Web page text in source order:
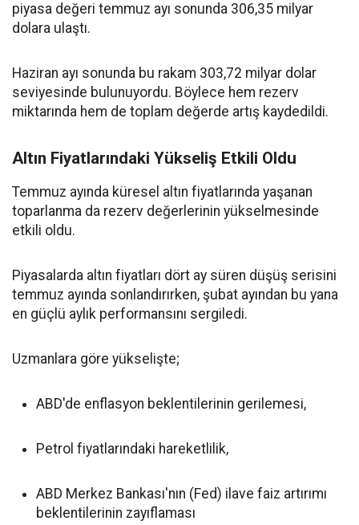
piyasa değeri temmuz ayı sonunda 306,35 milyar
dolara ulaştı.
Haziran ayı sonunda bu rakam 303,72 milyar dolar
seviyesinde bulunuyordu. Böylece hem rezerv
miktarında hem de toplam değerde artış kaydedildi.
Altın Fiyatlarındaki Yükseliş Etkili Oldu
Temmuz ayında küresel altın fiyatlarında yaşanan
toparlanma da rezerv değerlerinin yükselmesinde
etkili oldu.
Piyasalarda altın fiyatları dört ay süren düşüş serisini
temmuz ayında sonlandırırken, şubat ayından bu yana
en güçlü aylık performansını sergiledi.
Uzmanlara göre yükselişte;
ABD'de enflasyon beklentilerinin gerilemesi,
Petrol fiyatlarındaki hareketlilik,
ABD Merkez Bankası'nın (Fed) ilave faiz artırımı
beklentilerinin zayıflaması